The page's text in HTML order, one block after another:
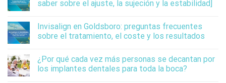
saber sobre el ajuste, la sujeción y la estabilidad]
Invisalign en Goldsboro: preguntas frecuentes
sobre el tratamiento, el coste y los resultados
¿Por qué cada vez más personas se decantan por
los implantes dentales para toda la boca?